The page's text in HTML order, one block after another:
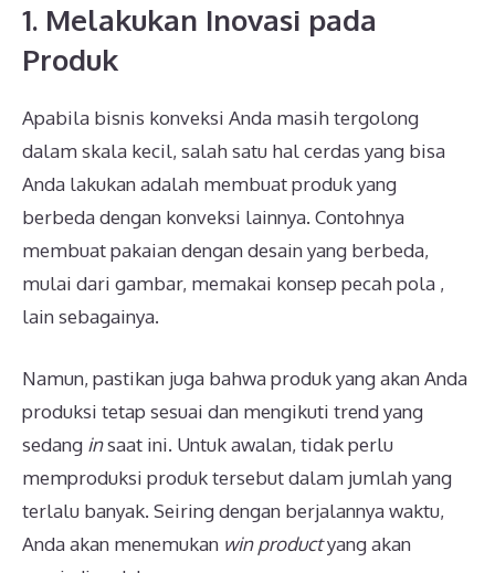
1. Melakukan Inovasi pada
Produk
Apabila bisnis konveksi Anda masih tergolong
dalam skala kecil, salah satu hal cerdas yang bisa
Anda lakukan adalah membuat produk yang
berbeda dengan konveksi lainnya. Contohnya
membuat pakaian dengan desain yang berbeda,
mulai dari gambar, memakai konsep pecah pola ,
lain sebagainya.
Namun, pastikan juga bahwa produk yang akan Anda
produksi tetap sesuai dan mengikuti trend yang
sedang insaat ini. Untuk awalan, tidak perlu
memproduksi produk tersebut dalam jumlah yang
terlalu banyak. Seiring dengan berjalannya waktu,
Anda akan menemukan win productyang akan